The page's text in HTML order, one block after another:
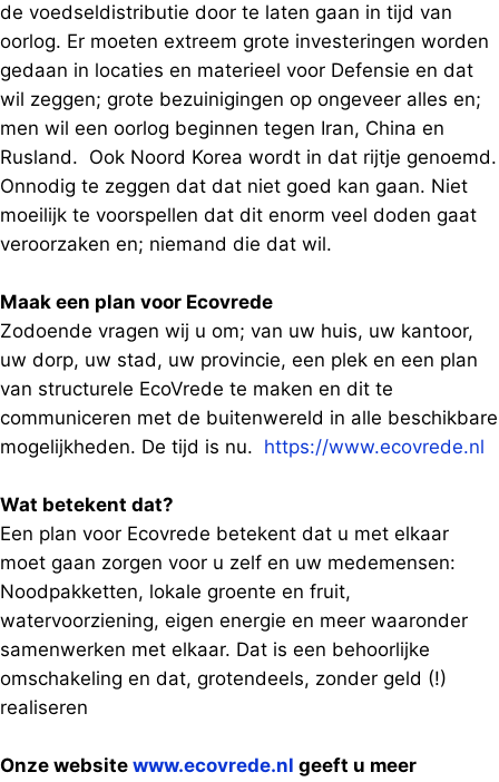
de voedseldistributie door te laten gaan in tijd van
oorlog. Er moeten extreem grote investeringen worden
gedaan in locaties en materieel voor Defensie en dat
wil zeggen; grote bezuinigingen op ongeveer alles en;
men wil een oorlog beginnen tegen Iran, China en
Rusland. Ook Noord Korea wordt in dat rijtje genoemd.
Onnodig te zeggen dat dat niet goed kan gaan. Niet
moeilijk te voorspellen dat dit enorm veel doden gaat
veroorzaken en; niemand die dat wil.
Maak een plan voor Ecovrede
Zodoende vragen wij u om; van uw huis, uw kantoor,
uw dorp, uw stad, uw provincie, een plek en een plan
van structurele EcoVrede te maken en dit te
communiceren met de buitenwereld in alle beschikbare
mogelijkheden. De tijd is nu. https://www.ecovrede.nl
Wat betekent dat?
Een plan voor Ecovrede betekent dat u met elkaar
moet gaan zorgen voor u zelf en uw medemensen:
Noodpakketten, lokale groente en fruit,
watervoorziening, eigen energie en meer waaronder
samenwerken met elkaar. Dat is een behoorlijke
omschakeling en dat, grotendeels, zonder geld (!)
realiseren
Onze website www.ecovrede.nl geeft u meer